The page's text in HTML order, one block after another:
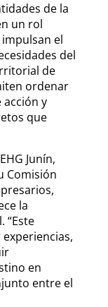
de la
un rol
el
del
de
ordenar
y
que
Junín,
Comisión
la
“Este
en
entre el